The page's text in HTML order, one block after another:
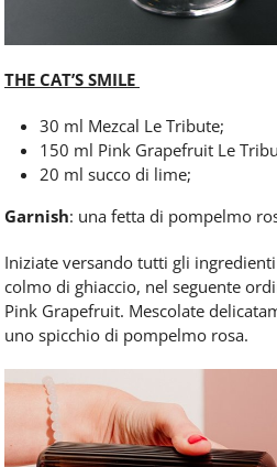
THE CAT’S SMILE
30 ml Mezcal Le Tribute;
150 ml Pink Grapefruit Le
20 ml succo di lime;
Garnish: una fetta di pompelmo
Iniziate versando tutti gli
colmo di ghiaccio, nel seguente
Pink Grapefruit. Mescolate
uno spicchio di pompelmo rosa.